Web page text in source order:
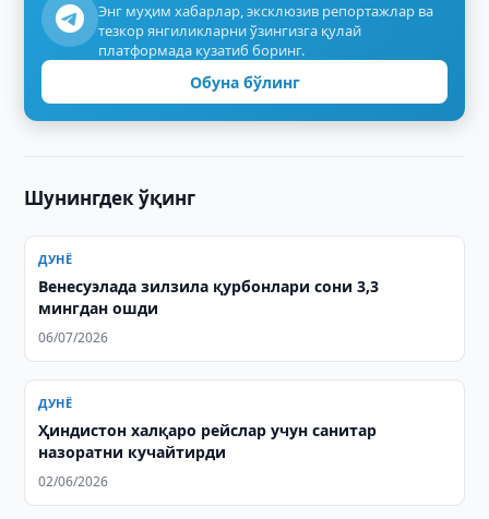
Энг муҳим хабарлар, эксклюзив репортажлар ва
тезкор янгиликларни ўзингизга қулай
платформада кузатиб боринг.
Обуна бўлинг
Шунингдек ўқинг
ДУНЁ
Венесуэлада зилзила қурбонлари сони 3,3
мингдан ошди
06/07/2026
ДУНЁ
Ҳиндистон халқаро рейслар учун санитар
назоратни кучайтирди
02/06/2026